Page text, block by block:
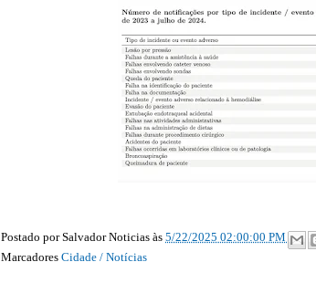
Postado porSalvador Noticias às 5/22/2025 02:00:00 PM
Marcadores Cidade / Notícias